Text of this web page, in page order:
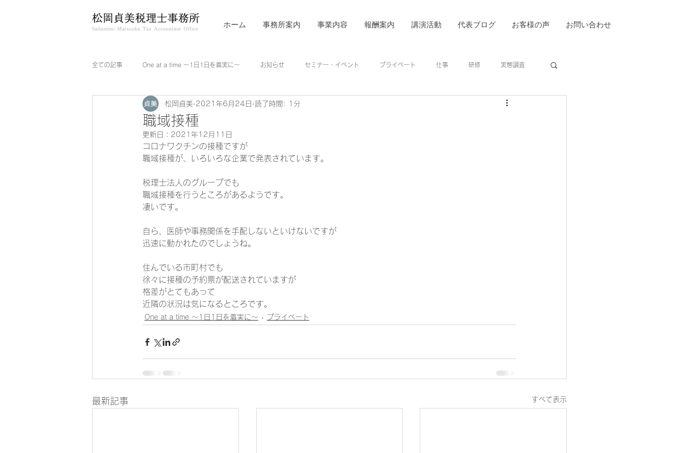
ホーム 事務所案内 事業内容 報酬案内 講演活動 代表ブログ お客様の声 お問い合わせ
全ての記事 One at a time ～1日1日を着実に～ お知らせ セミナー・イベント プライベート 仕事 研修 実態調査
職域接種
松岡貞美 2021年6月24日 読了時間: 1分
更新日： 2021年12月11日
コロナワクチンの接種ですが
職域接種が、いろいろな企業で発表されています。
税理士法人のグループでも
職域接種を行うところがあるようです。
凄いです。
自ら、医師や事務関係を手配しないといけないですが
迅速に動かれたのでしょうね。
住んでいる市町村でも
徐々に接種の予約票が配送されていますが
格差がとてもあって
近隣の状況は気になるところです。
One at a time ～1日1日を着実に～ プライベート
最新記事 すべて表示